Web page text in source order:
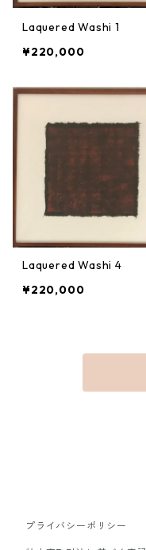
Laquered Washi 1
¥220,000
Laquered Washi 4
¥220,000
プライバシーポリシー